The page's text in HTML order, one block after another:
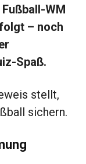
WM
– noch
Spaß.
stellt,
sichern.